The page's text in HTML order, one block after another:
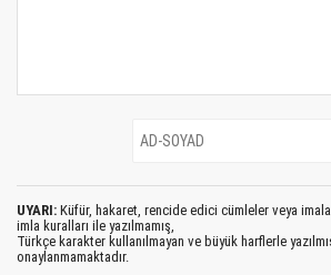
UYARI: Küfür, hakaret, rencide edici cümleler veya
imla kuralları ile yazılmamış,
Türkçe karakter kullanılmayan ve büyük harflerle
onaylanmamaktadır.